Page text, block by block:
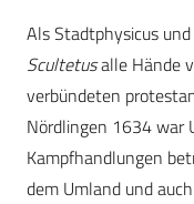
Als Stadtphysicus
Scultetusalle Hände
verbündeten
Nördlingen 1634 war
Kampfhandlungen
dem Umland und